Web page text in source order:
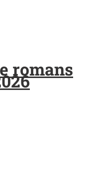
romans